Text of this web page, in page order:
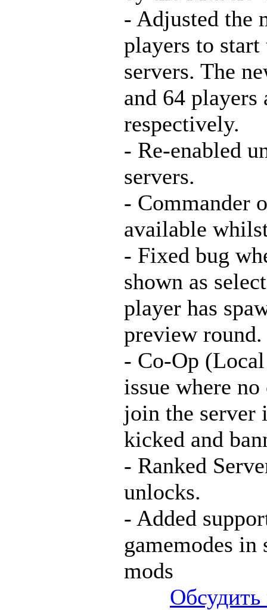
- Adjusted the
players to start
servers. The
and 64 players
respectively.
- Re-enabled
servers.
- Commander
available
- Fixed bug
shown as
player has
preview round.
- Co-Op
issue where
join the server
kicked and
- Ranked
unlocks.
- Added
gamemodes
mods